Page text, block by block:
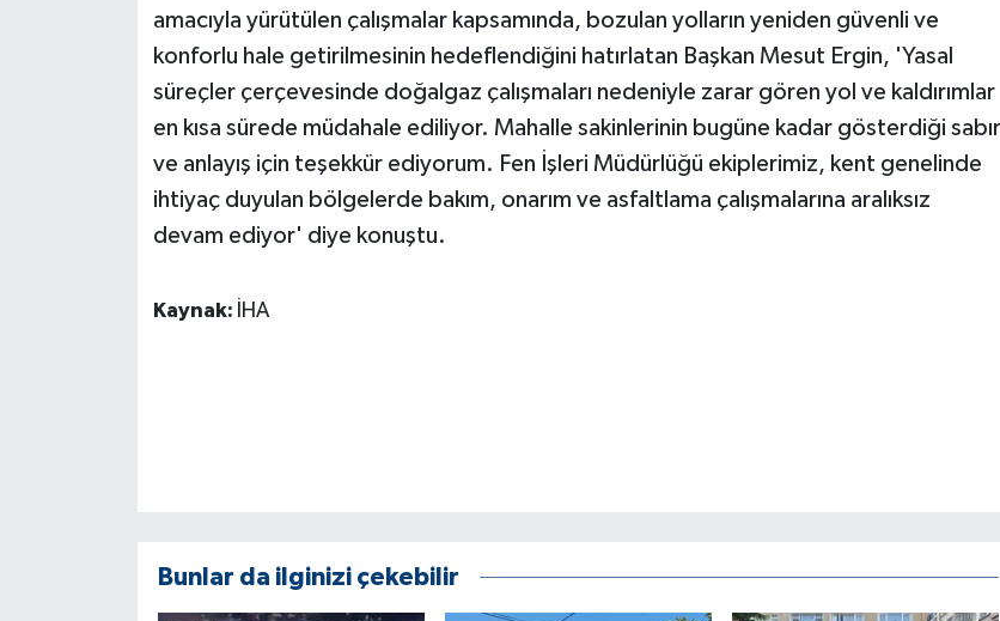
amacıyla yürütülen çalışmalar kapsamında, bozulan yolların yeniden güvenli ve
konforlu hale getirilmesinin hedeflendiğini hatırlatan Başkan Mesut Ergin, 'Yasal
süreçler çerçevesinde doğalgaz çalışmaları nedeniyle zarar gören yol ve kaldırımlar
en kısa sürede müdahale ediliyor. Mahalle sakinlerinin bugüne kadar gösterdiği sabır
ve anlayış için teşekkür ediyorum. Fen İşleri Müdürlüğü ekiplerimiz, kent genelinde
ihtiyaç duyulan bölgelerde bakım, onarım ve asfaltlama çalışmalarına aralıksız
devam ediyor' diye konuştu.
Kaynak: İHA
Bunlar da ilginizi çekebilir
POLİTİKA
SPOR HABERLERİ